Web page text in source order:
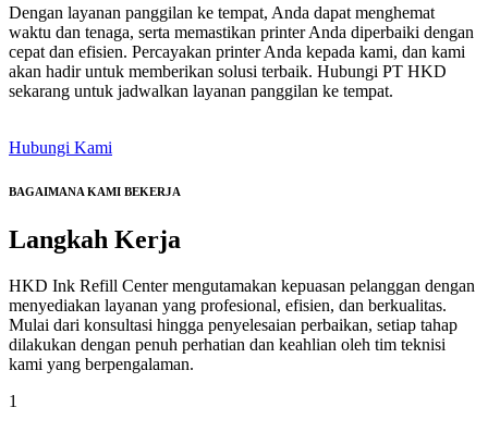
Dengan layanan panggilan ke tempat, Anda dapat menghemat
waktu dan tenaga, serta memastikan printer Anda diperbaiki dengan
cepat dan efisien. Percayakan printer Anda kepada kami, dan kami
akan hadir untuk memberikan solusi terbaik. Hubungi PT HKD
sekarang untuk jadwalkan layanan panggilan ke tempat.
Hubungi Kami
BAGAIMANA KAMI BEKERJA
Langkah Kerja
HKD Ink Refill Center mengutamakan kepuasan pelanggan dengan
menyediakan layanan yang profesional, efisien, dan berkualitas.
Mulai dari konsultasi hingga penyelesaian perbaikan, setiap tahap
dilakukan dengan penuh perhatian dan keahlian oleh tim teknisi
kami yang berpengalaman.
1